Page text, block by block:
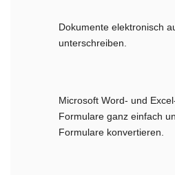
Dokumente elektronisch
unterschreiben.
Microsoft Word- und
Formulare ganz einfach
Formulare konvertieren.